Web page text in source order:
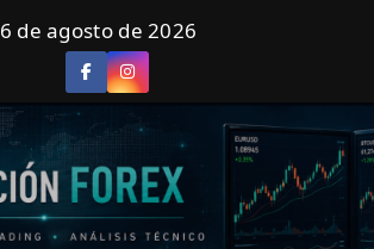
6 de agosto de 2026